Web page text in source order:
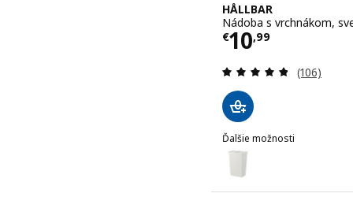
HÅLLBAR
Nádoba s vrchnákom,
€10,99
Cena € 10,99
Prehľad:
(106)
Ďalšie možnosti
HÅLLBAR
Voliteľné: HÅLLBAR,
Voliteľné: HÅLLBAR,